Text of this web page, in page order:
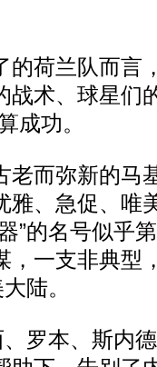
荷兰队而言
战术、球星们
成功。
老而弥新的马
雅、急促、唯
”的名号似乎
，一支非典型
陆。
罗本、斯内德